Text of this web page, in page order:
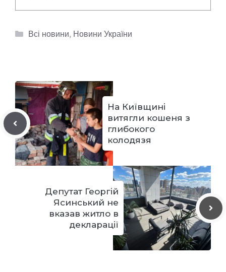
Категорії
Всі новини, Новини України
На Київщині
витягли кошеня з
глибокого
колодязя
Депутат Георгій
Ясинський не
вказав житло в
декларації